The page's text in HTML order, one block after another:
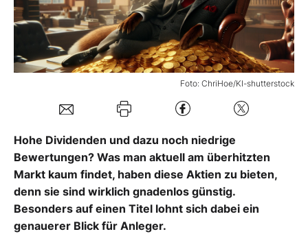
Mein Konto
Foto: ChriHoe/KI-shutterstock
Hohe Dividenden und dazu noch niedrige
Bewertungen? Was man aktuell am überhitzten
Markt kaum findet, haben diese Aktien zu bieten,
denn sie sind wirklich gnadenlos günstig.
Besonders auf einen Titel lohnt sich dabei ein
genauerer Blick für Anleger.